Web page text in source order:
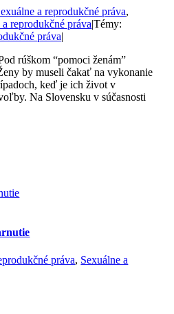
a reprodukčné práva,
reprodukčné práva|Témy:
práva|
rúškom “pomoci ženám”
by museli čakať na vykonanie
keď je ich život v
Na Slovensku v súčasnosti
práva, Sexuálne a